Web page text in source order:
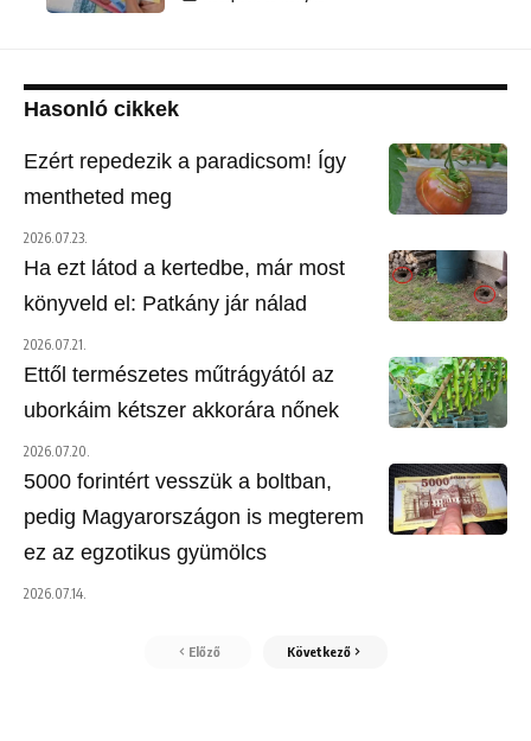
Hasonló cikkek
Ezért repedezik a paradicsom! Így
mentheted meg
2026.07.23.
Ha ezt látod a kertedbe, már most
könyveld el: Patkány jár nálad
2026.07.21.
Ettől természetes műtrágyától az
uborkáim kétszer akkorára nőnek
2026.07.20.
5000 forintért vesszük a boltban,
pedig Magyarországon is megterem
ez az egzotikus gyümölcs
2026.07.14.
Előző Következő